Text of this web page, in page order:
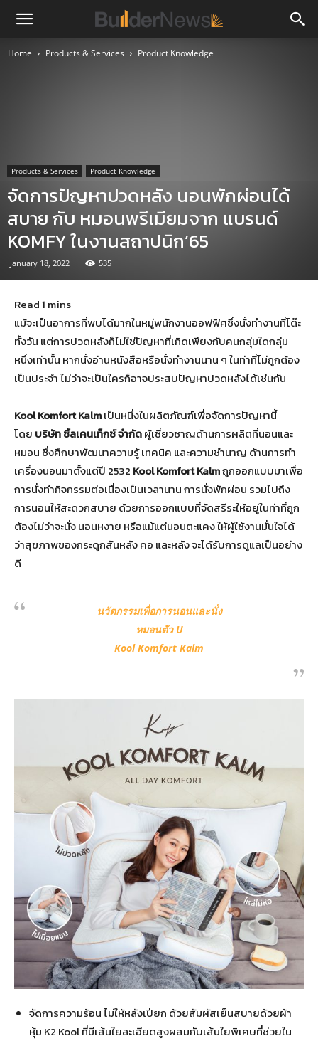
Home Products & Services Product Knowledge
Products & Services Product Knowledge
จัดการปัญหาปวดหลัง นอนพักผ่อนได้
สบาย กับ หมอนพรีเมียมจาก แบรนด์
KOMFY ในงานสถาปนิก’65
January 18, 2022 535
แม้จะเป็นอาการที่พบได้มากในหมู่พนักงานออฟฟิศซึ่งนั่งทำงานที่โต๊ะ
ทั้งวัน แต่การปวดหลังก็ไม่ใช่ปัญหาที่เกิดเพียงกับคนกลุ่มใดกลุ่ม
หนึ่งเท่านั้น หากนั่งอ่านหนังสือหรือนั่งทำงานนาน ๆ ในท่าที่ไม่ถูกต้อง
เป็นประจำ ไม่ว่าจะเป็นใครก็อาจประสบปัญหาปวดหลังได้เช่นกัน
Kool Komfort Kalmเป็นหนึ่งในผลิตภัณฑ์เพื่อจัดการปัญหานี้
โดย บริษัท ซิ้ลเคนเท็กซ์ จำกัดผู้เชี่ยวชาญด้านการผลิตที่นอนและ
หมอน ซึ่งศึกษาพัฒนาความรู้ เทคนิค และความชำนาญ ด้านการทำ
เครื่องนอนมาตั้งแต่ปี 2532 Kool Komfort Kalmถูกออกแบบมาเพื่อ
การนั่งทำกิจกรรมต่อเนื่องเป็นเวลานาน การนั่งพักผ่อน รวมไปถึง
การนอนให้สะดวกสบาย ด้วยการออกแบบที่จัดสรีระให้อยู่ในท่าที่ถูก
ต้องไม่ว่าจะนั่ง นอนหงาย หรือแม้แต่นอนตะแคง ให้ผู้ใช้งานมั่นใจได้
ว่าสุขภาพของกระดูกสันหลัง คอ และหลัง จะได้รับการดูแลเป็นอย่าง
ดี
นวัตกรรมเพื่อการนอนและนั่ง
หมอนตัว U
Kool Komfort Kalm
จัดการความร้อน ไม่ให้หลังเปียก ด้วยสัมผัสเย็นสบายด้วยผ้า
หุ้ม K2 Kool ที่มีเส้นใยละเอียดสูงผสมกับเส้นใยพิเศษที่ช่วยใน